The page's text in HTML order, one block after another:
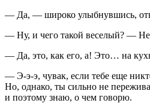
— Да, — широко улыбнувшись,
— Ну, и чего такой веселый? —
— Да, это, как его, а! Это… на
— Э-э-э, чувак, если тебе еще
Но, однако, ты сильно не
и поэтому знаю, о чем говорю.